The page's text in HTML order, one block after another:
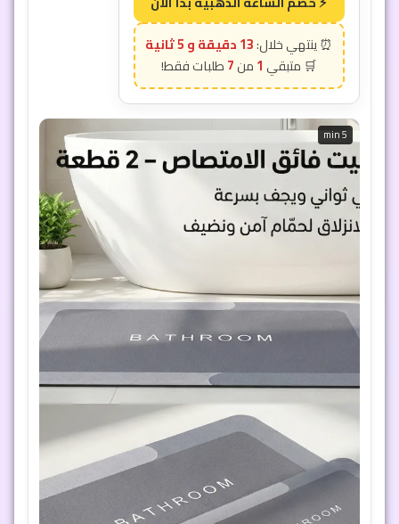
13 دقيقة و 2 ثانية
1
7
5 min